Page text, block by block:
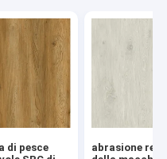
di pesce
abrasione